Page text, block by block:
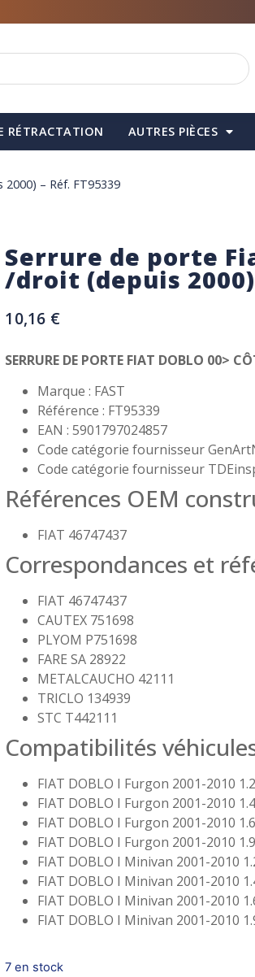
RÉTRACTATION AUTRES PIÈCES
– Réf. FT95339
Serrure de porte
/droit (depuis 2000)
10,16 €
SERRURE DE PORTE FIAT DOBLO 00>
Marque : FAST
Référence : FT95339
EAN : 5901797024857
Code catégorie fournisseur
Code catégorie fournisseur
Références OEM
FIAT 46747437
Correspondances et
FIAT 46747437
CAUTEX 751698
PLYOM P751698
FARE SA 28922
METALCAUCHO 42111
TRICLO 134939
STC T442111
Compatibilités
FIAT DOBLO I Furgon 2001-2010 1.2
FIAT DOBLO I Furgon 2001-2010
FIAT DOBLO I Furgon 2001-2010 1.6
FIAT DOBLO I Furgon 2001-2010 1.9
FIAT DOBLO I Minivan 2001-2010
FIAT DOBLO I Minivan 2001-2010
FIAT DOBLO I Minivan 2001-2010
FIAT DOBLO I Minivan 2001-2010
7 en stock